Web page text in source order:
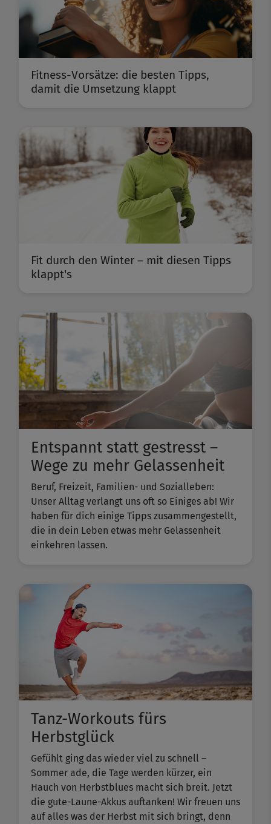
Fitness-Vorsätze: die besten Tipps,
damit die Umsetzung klappt
Fit durch den Winter – mit diesen Tipps
klappt's
Entspannt statt gestresst –
Wege zu mehr Gelassenheit
Beruf, Freizeit, Familien- und Sozialleben:
Unser Alltag verlangt uns oft so Einiges ab! Wir
haben für dich einige Tipps zusammengestellt,
die in dein Leben etwas mehr Gelassenheit
einkehren lassen.
Tanz-Workouts fürs
Herbstglück
Gefühlt ging das wieder viel zu schnell –
Sommer ade, die Tage werden kürzer, ein
Hauch von Herbstblues macht sich breit. Jetzt
die gute-Laune-Akkus auftanken! Wir freuen uns
auf alles was der Herbst mit sich bringt, denn